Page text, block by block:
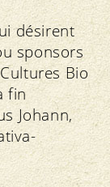
désirent
sponsors
Bio
fin
Johann,